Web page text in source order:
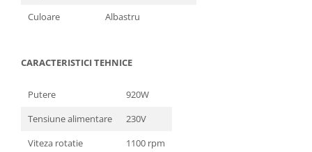
Zdrobitoare electrice
Zdrobitoare manuale
Articole antidaunatori gradina
Sere si solarii
Suflante si aspiratoare exterior
Culoare
Albastru
CARACTERISTICI TEHNICE
Putere
920W
Tensiune alimentare
230V
Viteza rotatie
1100 rpm